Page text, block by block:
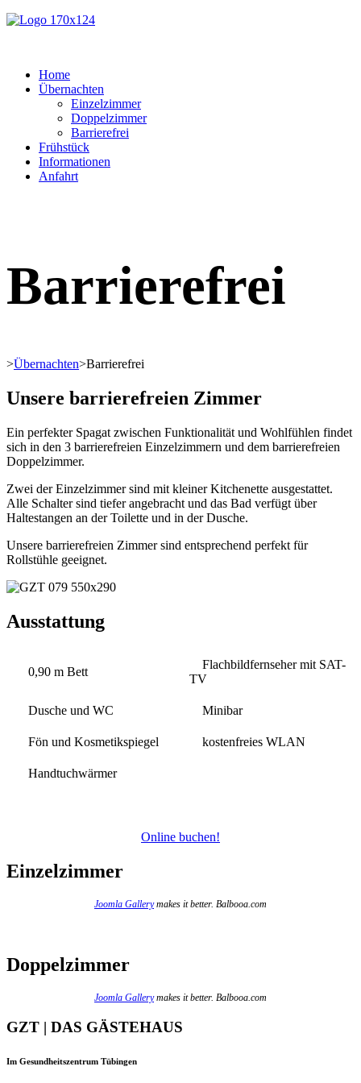
Home
Übernachten
Einzelzimmer
Doppelzimmer
Barrierefrei
Frühstück
Informationen
Anfahrt
Barrierefrei
>Übernachten>Barrierefrei
Unsere barrierefreien Zimmer
Ein perfekter Spagat zwischen Funktionalität und Wohlfühlen findet
sich in den 3 barrierefreien Einzelzimmern und dem barrierefreien
Doppelzimmer.
Zwei der Einzelzimmer sind mit kleiner Kitchenette ausgestattet.
Alle Schalter sind tiefer angebracht und das Bad verfügt über
Haltestangen an der Toilette und in der Dusche.
Unsere barrierefreien Zimmer sind entsprechend perfekt für
Rollstühle geeignet.
Ausstattung
0,90 m Bett
Flachbildfernseher mit SAT-
TV
Dusche und WC Minibar
Fön und Kosmetikspiegel kostenfreies WLAN
Handtuchwärmer
Online buchen!
Einzelzimmer
Joomla Gallerymakes it better. Balbooa.com
Doppelzimmer
Joomla Gallerymakes it better. Balbooa.com
GZT | DAS GÄSTEHAUS
Im Gesundheitszentrum Tübingen